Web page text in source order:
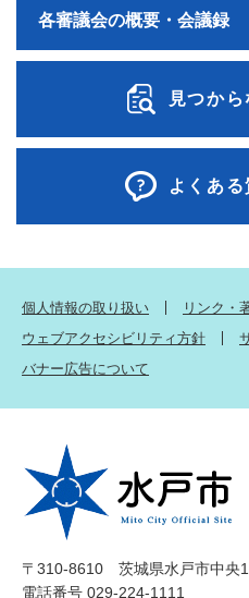
各審議会の概要・会議録
見つか
よくあ
個人情報の取り扱い
リンク・
ウェブアクセシビリティ方針
バナー広告について
〒310-8610 茨城県水戸市中央
電話番号 029-224-1111